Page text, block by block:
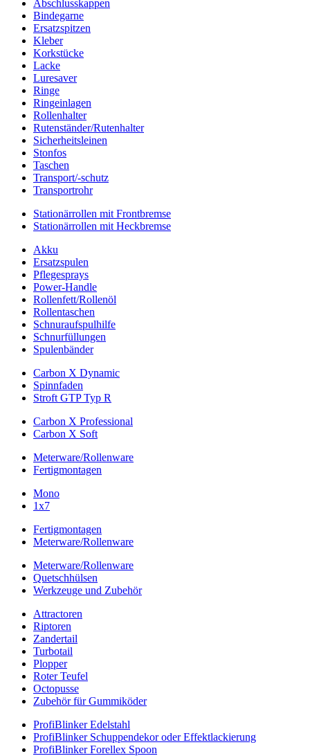
Abschlusskappen
Bindegarne
Ersatzspitzen
Kleber
Korkstücke
Lacke
Luresaver
Ringe
Ringeinlagen
Rollenhalter
Rutenständer/Rutenhalter
Sicherheitsleinen
Stonfos
Taschen
Transport/-schutz
Transportrohr
Stationärrollen mit Frontbremse
Stationärrollen mit Heckbremse
Akku
Ersatzspulen
Pflegesprays
Power-Handle
Rollenfett/Rollenöl
Rollentaschen
Schnuraufspulhilfe
Schnurfüllungen
Spulenbänder
Carbon X Dynamic
Spinnfaden
Stroft GTP Typ R
Carbon X Professional
Carbon X Soft
Meterware/Rollenware
Fertigmontagen
Mono
1x7
Fertigmontagen
Meterware/Rollenware
Meterware/Rollenware
Quetschhülsen
Werkzeuge und Zubehör
Attractoren
Riptoren
Zandertail
Turbotail
Plopper
Roter Teufel
Octopusse
Zubehör für Gummiköder
ProfiBlinker Edelstahl
ProfiBlinker Schuppendekor oder Effektlackierung
ProfiBlinker Forellex Spoon